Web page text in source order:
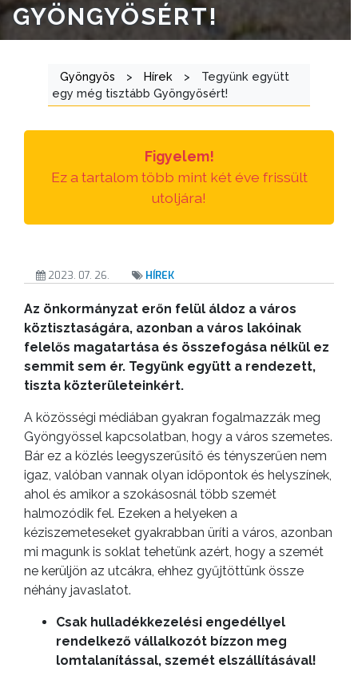
GYÖNGYÖSÉRT!
Gyöngyös > Hírek >
Tegyünk együtt
egy még tisztább Gyöngyösért!
Figyelem!
Ez a tartalom több mint két éve frissült
utoljára!
2023. 07. 26. HÍREK
Az önkormányzat erőn felül áldoz a város
köztisztaságára, azonban a város lakóinak
felelős magatartása és összefogása nélkül ez
semmit sem ér. Tegyünk együtt a rendezett,
tiszta közterületeinkért.
A közösségi médiában gyakran fogalmazzák meg
Gyöngyössel kapcsolatban, hogy a város szemetes.
Bár ez a közlés leegyszerűsítő és tényszerűen nem
igaz, valóban vannak olyan időpontok és helyszínek,
ahol és amikor a szokásosnál több szemét
halmozódik fel. Ezeken a helyeken a
kéziszemeteseket gyakrabban üríti a város, azonban
mi magunk is soklat tehetünk azért, hogy a szemét
ne kerüljön az utcákra, ehhez gyűjtöttünk össze
néhány javaslatot.
Csak hulladékkezelési engedéllyel
rendelkező vállalkozót bízzon meg
lomtalanítással, szemét elszállításával!